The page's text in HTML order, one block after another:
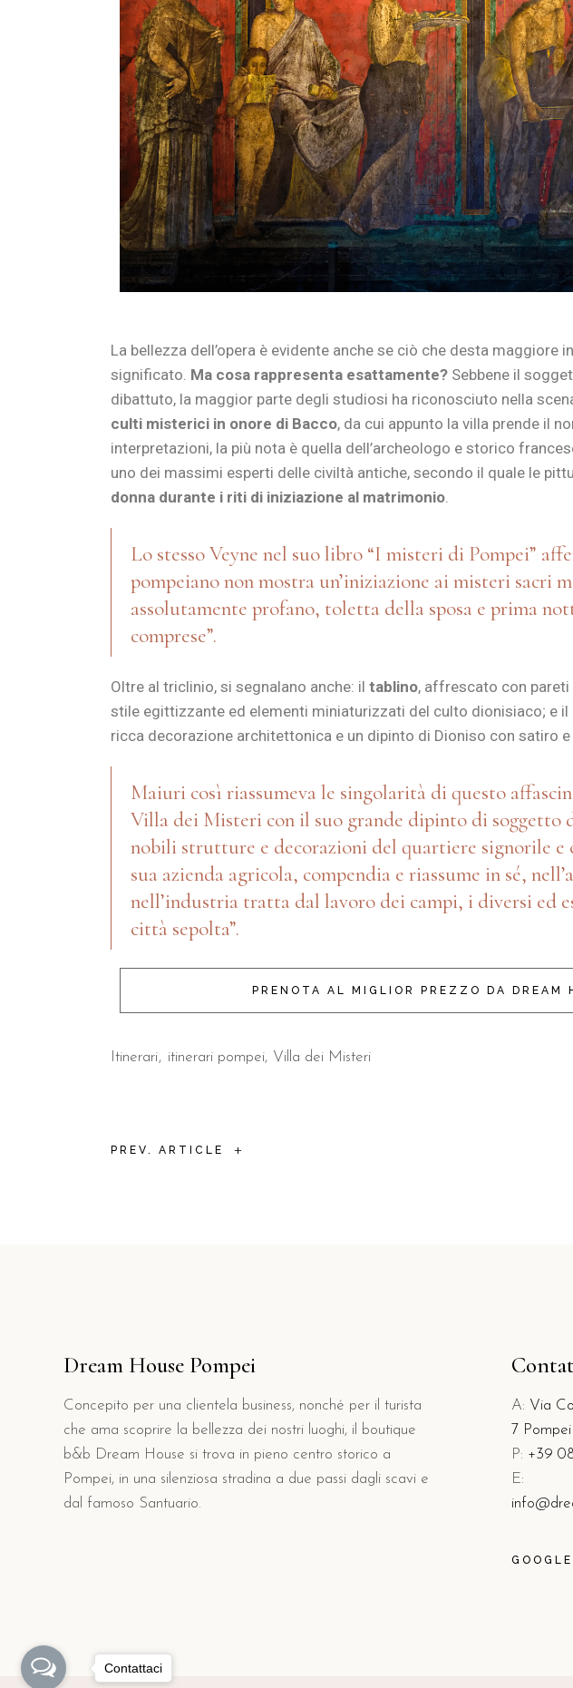
La bellezza dell’opera è evidente anche se ciò che desta maggiore
significato. Ma cosa rappresenta esattamente? Sebbene il
dibattuto, la maggior parte degli studiosi ha riconosciuto nella
culti misterici in onore di Bacco, da cui appunto la villa prende il
interpretazioni, la più nota è quella dell’archeologo e storico
uno dei massimi esperti delle civiltà antiche, secondo il quale le
donna durante i riti di iniziazione al matrimonio
Lo stesso Veyne nel suo libro “I misteri di Pompei”
pompeiano non mostra un’iniziazione ai misteri sacri
assolutamente profano, toletta della sposa e prima
comprese”.
Oltre al triclinio, si segnalano anche: il tablino, affrescato con
stile egittizzante ed elementi miniaturizzati del culto dionisiaco; e il
ricca decorazione architettonica e un dipinto di Dioniso con satiro e
Maiuri così riassumeva le singolarità di questo
Villa dei Misteri con il suo grande dipinto di soggetto
nobili strutture e decorazioni del quartiere signorile
sua azienda agricola, compendia e riassume in sé,
nell’industria tratta dal lavoro dei campi, i diversi ed
città sepolta”.
PRENOTA AL MIGLIOR PREZZO DA DREAM
Itinerari itinerari pompei Villa dei Misteri
PREV. ARTICLE +
Dream House Pompei
Concepito per una clientela business, nonché per il turista
che ama scoprire la bellezza dei nostri luoghi, il boutique
b&b Dream House si trova in pieno centro storico a
Pompei, in una silenziosa stradina a due passi dagli scavi e
dal famoso Santuario.
A: Via
7 Pompei
P: +39
E:
Contattaci